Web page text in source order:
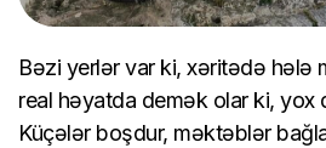
Bəzi yerlər var ki, xəritədə hələ
real həyatda demək olar ki, yox
Küçələr boşdur, məktəblər